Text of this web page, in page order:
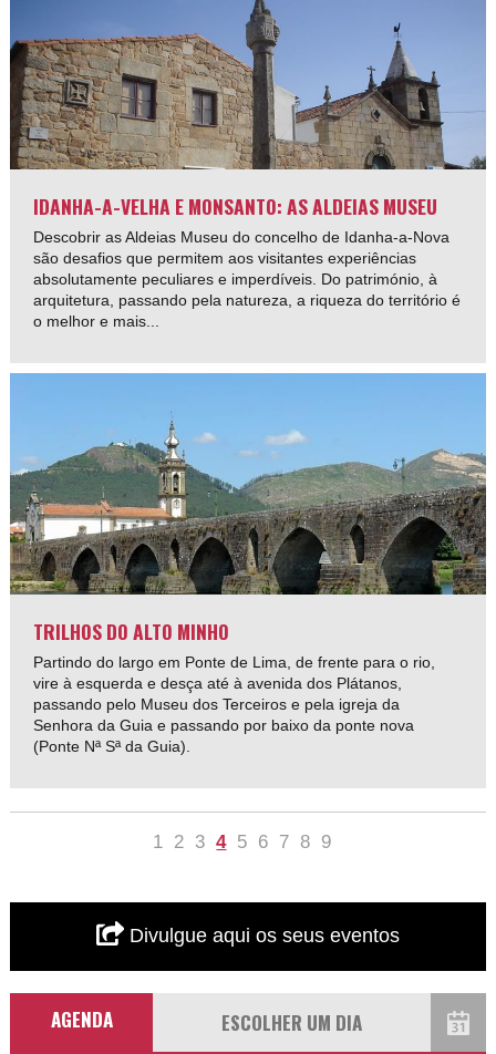
IDANHA-A-VELHA E MONSANTO: AS ALDEIAS MUSEU
Descobrir as Aldeias Museu do concelho de Idanha-a-Nova
são desafios que permitem aos visitantes experiências
absolutamente peculiares e imperdíveis. Do património, à
arquitetura, passando pela natureza, a riqueza do território é
o melhor e mais...
TRILHOS DO ALTO MINHO
Partindo do largo em Ponte de Lima, de frente para o rio,
vire à esquerda e desça até à avenida dos Plátanos,
passando pelo Museu dos Terceiros e pela igreja da
Senhora da Guia e passando por baixo da ponte nova
(Ponte Nª Sª da Guia).
1 2 3 4 5 6 7 8 9
Divulgue aqui os seus eventos
AGENDA